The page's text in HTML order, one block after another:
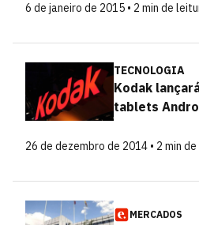
6 de janeiro de 2015 • 2 min de
TECNOLOGIA
Kodak
tablets
26 de dezembro de 2014 • 2 min
MERCADOS